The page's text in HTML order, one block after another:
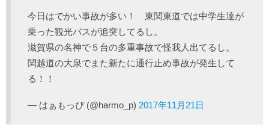
今日はでかい事故が多い！ 東関東道では中学生達が
乗った観光バスが追突してるし。
滋賀県の名神で５台の多重事故で怪我人出てるし。
関越道の大泉でまた新たに通行止め事故が発生して
る！！
— はぁもっぴ (@harmo_p) 2017年11月21日